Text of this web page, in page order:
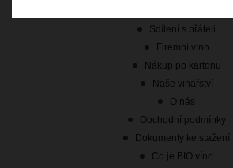
Sdílení s přáteli
Firemní víno
Nákup po kartonu
Naše vinařství
O nás
Obchodní podmínky
Dokumenty ke stažení
Co je BIO víno